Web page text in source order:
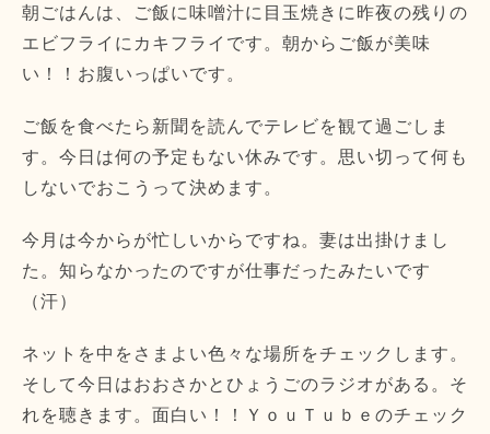
朝ごはんは、ご飯に味噌汁に目玉焼きに昨夜の残りの
エビフライにカキフライです。朝からご飯が美味
い！！お腹いっぱいです。
ご飯を食べたら新聞を読んでテレビを観て過ごしま
す。今日は何の予定もない休みです。思い切って何も
しないでおこうって決めます。
今月は今からが忙しいからですね。妻は出掛けまし
た。知らなかったのですが仕事だったみたいです
（汗）
ネットを中をさまよい色々な場所をチェックします。
そして今日はおおさかとひょうごのラジオがある。そ
れを聴きます。面白い！！ＹｏｕＴｕｂｅのチェック